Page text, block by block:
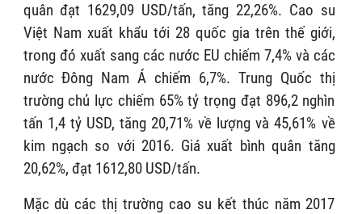
quân đạt 1629,09 USD/tấn, tăng 22,26%. Cao su
Việt Nam xuất khẩu tới 28 quốc gia trên thế giới,
trong đó xuất sang các nước EU chiếm 7,4% và các
nước Đông Nam Á chiếm 6,7%. Trung Quốc thị
trường chủ lực chiếm 65% tỷ trọng đạt 896,2 nghìn
tấn 1,4 tỷ USD, tăng 20,71% về lượng và 45,61% về
kim ngạch so với 2016. Giá xuất bình quân tăng
20,62%, đạt 1612,80 USD/tấn.
Mặc dù các thị trường cao su kết thúc năm 2017